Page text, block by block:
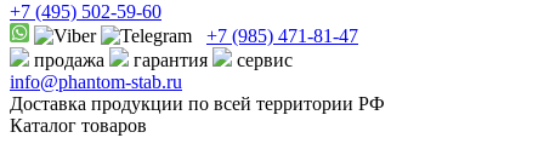
+7 (495) 502-59-60
+7 (985) 471-81-47
продажа
гарантия
сервис
info@phantom-stab.ru
Доставка продукции по всей территории РФ
Каталог товаров